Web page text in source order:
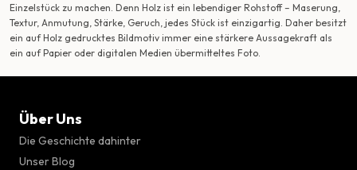
Einzelstück zu machen. Denn Holz ist ein lebendiger Rohstoff – Maserung,
Textur, Anmutung, Stärke, Geruch, jedes Stück ist einzigartig. Daher besitzt
ein auf Holz gedrucktes Bildmotiv immer eine stärkere Aussagekraft als
ein auf Papier oder digitalen Medien übermitteltes Foto.
Über Uns
Die Geschichte dahinter
Unser Blog